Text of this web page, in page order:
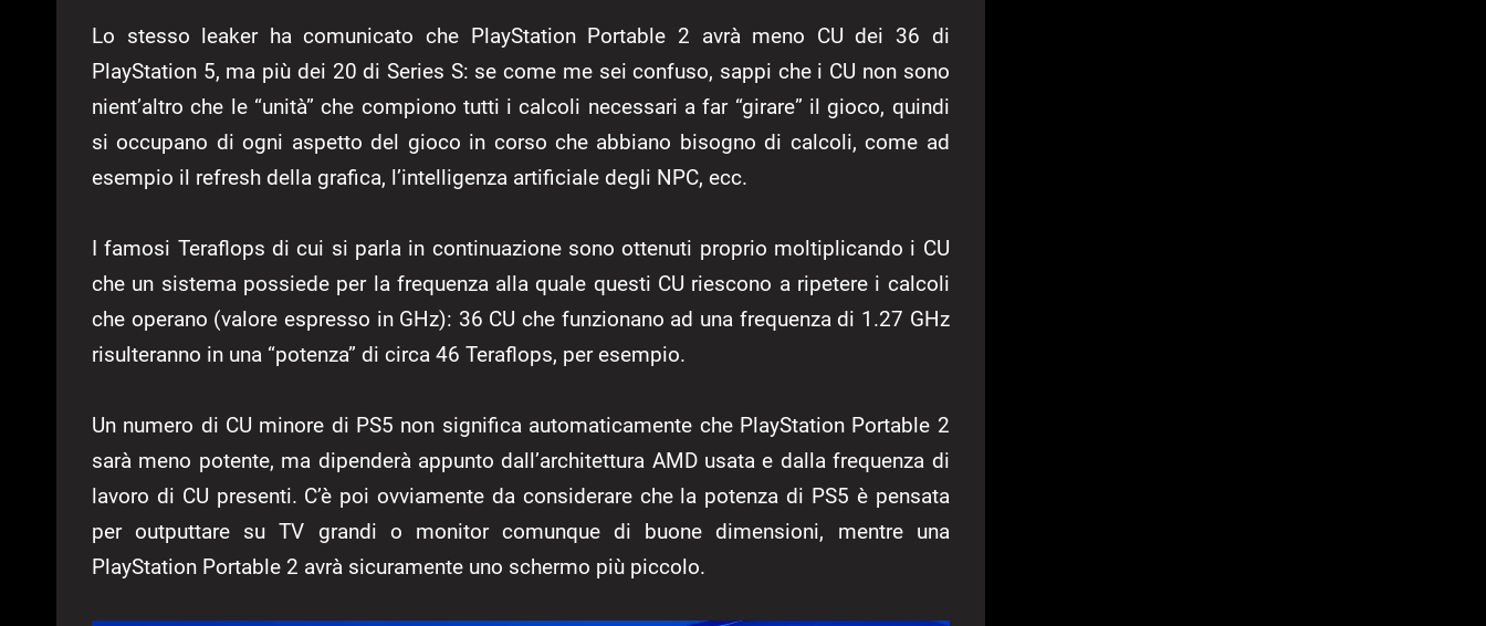
Lo stesso leaker ha comunicato che PlayStation Portable 2 avrà meno CU dei 36 di
PlayStation 5, ma più dei 20 di Series S: se come me sei confuso, sappi che i CU non sono
nient’altro che le “unità” che compiono tutti i calcoli necessari a far “girare” il gioco, quindi
si occupano di ogni aspetto del gioco in corso che abbiano bisogno di calcoli, come ad
esempio il refresh della grafica, l’intelligenza artificiale degli NPC, ecc.
I famosi Teraflops di cui si parla in continuazione sono ottenuti proprio moltiplicando i CU
che un sistema possiede per la frequenza alla quale questi CU riescono a ripetere i calcoli
che operano (valore espresso in GHz): 36 CU che funzionano ad una frequenza di 1.27 GHz
risulteranno in una “potenza” di circa 46 Teraflops, per esempio.
Un numero di CU minore di PS5 non significa automaticamente che PlayStation Portable 2
sarà meno potente, ma dipenderà appunto dall’architettura AMD usata e dalla frequenza di
lavoro di CU presenti. C’è poi ovviamente da considerare che la potenza di PS5 è pensata
per outputtare su TV grandi o monitor comunque di buone dimensioni, mentre una
PlayStation Portable 2 avrà sicuramente uno schermo più piccolo.